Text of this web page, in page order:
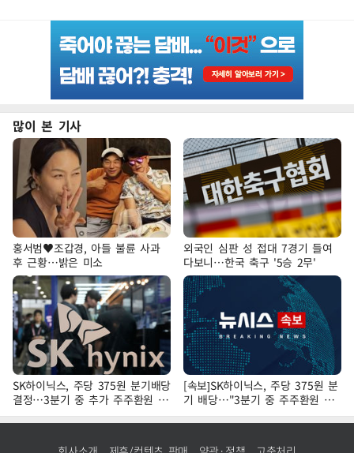
많이 본 기사
홍서범♥조갑경, 아들 불륜 사과
후 근황…밝은 미소
외국인 심판 성 접대 7경기 들여
다보니…한국 축구 '5승 2무'
SK하이닉스, 주당 375원 분기배당
결정…3분기 중 추가 주주환원 발
표
[속보]SK하이닉스, 주당 375원 분
기 배당…"3분기 중 주주환원 방
안 확정"